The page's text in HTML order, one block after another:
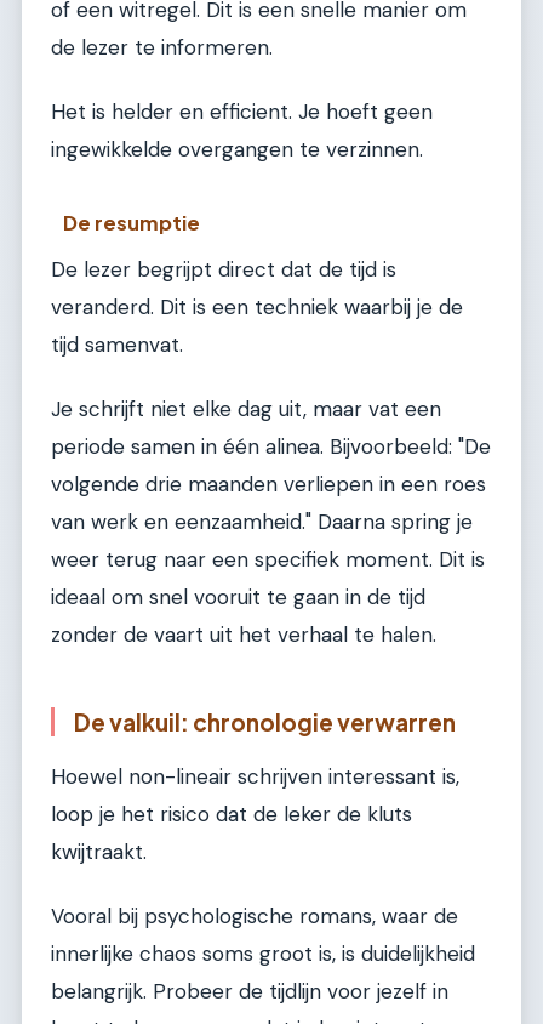
of een witregel. Dit is een snelle manier om
de lezer te informeren.
Het is helder en efficient. Je hoeft geen
ingewikkelde overgangen te verzinnen.
De resumptie
De lezer begrijpt direct dat de tijd is
veranderd. Dit is een techniek waarbij je de
tijd samenvat.
Je schrijft niet elke dag uit, maar vat een
periode samen in één alinea. Bijvoorbeeld: "De
volgende drie maanden verliepen in een roes
van werk en eenzaamheid." Daarna spring je
weer terug naar een specifiek moment. Dit is
ideaal om snel vooruit te gaan in de tijd
zonder de vaart uit het verhaal te halen.
De valkuil: chronologie verwarren
Hoewel non-lineair schrijven interessant is,
loop je het risico dat de leker de kluts
kwijtraakt.
Vooral bij psychologische romans, waar de
innerlijke chaos soms groot is, is duidelijkheid
belangrijk. Probeer de tijdlijn voor jezelf in